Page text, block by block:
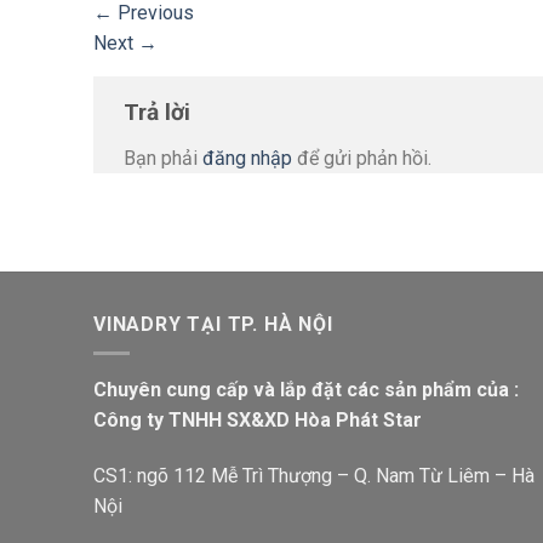
← Previous
Next →
Trả lời
Bạn phải đăng nhập để gửi phản hồi.
VINADRY TẠI TP. HÀ NỘI
Chuyên cung cấp và lắp đặt các sản phẩm của :
Công ty TNHH SX&XD Hòa Phát Star
CS1: ngõ 112 Mễ Trì Thượng – Q. Nam Từ Liêm – Hà
Nội